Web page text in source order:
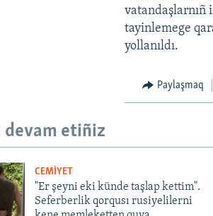
vatandaşlarnıñ
tayinlemege
yollanıldı.
Paylaşmaq
devam etiñiz
CEMİYET
"Er şeyni eki künde taşlap kettim".
Seferberlik qorqusı rusiyelilerni